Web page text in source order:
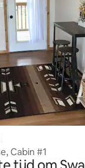
Cabin #1